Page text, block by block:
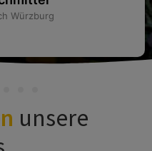
FEG
unsere